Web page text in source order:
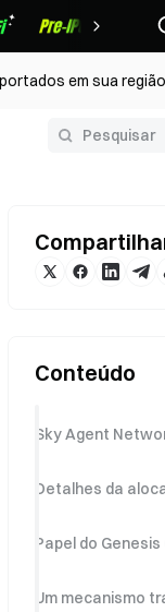
em sua
Conteúdo
Sky Agent
Detalhes da
Papel do
Um mecanismo